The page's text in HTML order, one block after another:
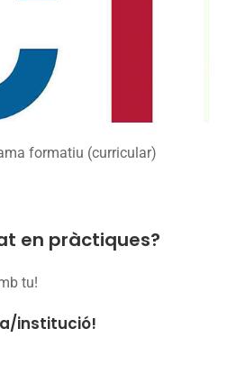
formatiu (curricular)
en pràctiques?
tu!
institució!